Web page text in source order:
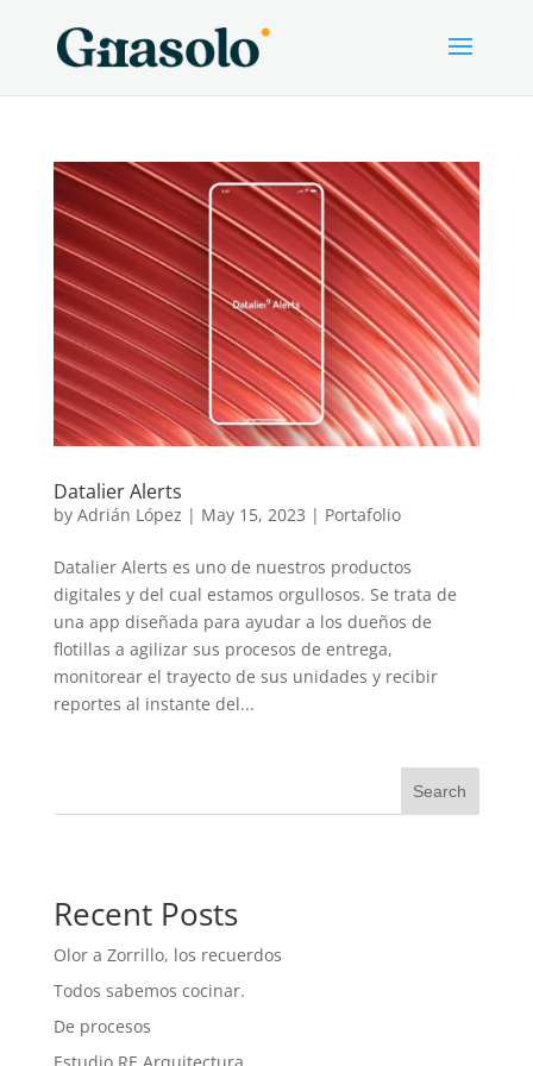
Datalier Alerts
by Adrián López | May 15, 2023 | Portafolio
Datalier Alerts es uno de nuestros productos
digitales y del cual estamos orgullosos. Se trata de
una app diseñada para ayudar a los dueños de
flotillas a agilizar sus procesos de entrega,
monitorear el trayecto de sus unidades y recibir
reportes al instante del...
Search
Recent Posts
Olor a Zorrillo, los recuerdos
Todos sabemos cocinar.
De procesos